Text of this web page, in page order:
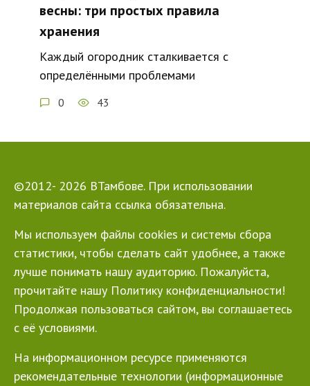
весны: три простых правила
хранения
Каждый огородник сталкивается с
определёнными проблемами
0 43
©2012- 2026 ВТамбове. При использовании
материалов сайта ссылка обязательна.
Мы используем файлы cookies и системы сбора
статистики, чтобы сделать сайт удобнее, а также
лучше понимать нашу аудиторию. Пожалуйста,
прочитайте нашу Политику конфиденциальности!
Продолжая пользоваться сайтом, вы соглашаетесь
с её условиями.
На информационном ресурсе применяются
рекомендательные технологии (информационные